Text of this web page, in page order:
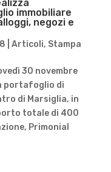
immobiliare
negozi e
Articoli, Stampa
30 novembre
portafoglio di
di Marsiglia, in
totale di 400
Primonial